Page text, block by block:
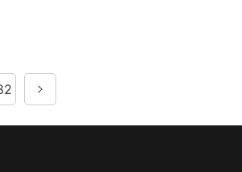
划。最后，我找到了我梦寐以求的工作